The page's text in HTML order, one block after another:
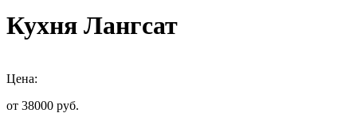
Кухня Лангсат
Цена:
от 38000 руб.